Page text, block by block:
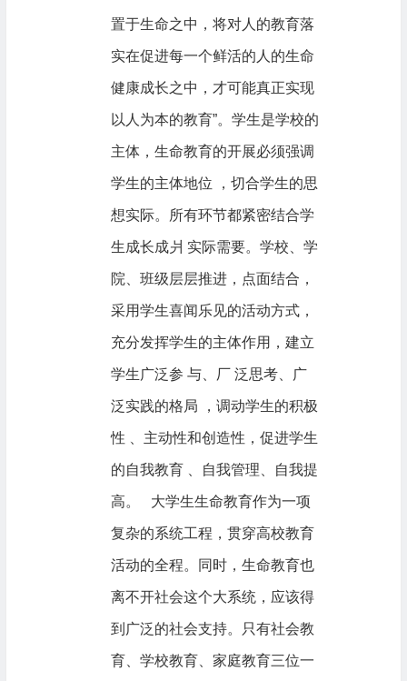
置于生命之中，将对人的教育落
实在促进每一个鲜活的人的生命
健康成长之中，才可能真正实现
以人为本的教育”。学生是学校的
主体，生命教育的开展必须强调
学生的主体地位 ，切合学生的思
想实际。所有环节都紧密结合学
生成长成爿 实际需要。学校、学
院、班级层层推进，点面结合，
采用学生喜闻乐见的活动方式，
充分发挥学生的主体作用，建立
学生广泛参 与、厂 泛思考、广
泛实践的格局 ，调动学生的积极
性 、主动性和创造性，促进学生
的自我教育 、自我管理、自我提
高。 大学生生命教育作为一项
复杂的系统工程，贯穿高校教育
活动的全程。同时，生命教育也
离不开社会这个大系统，应该得
到广泛的社会支持。只有社会教
育、学校教育、家庭教育三位一